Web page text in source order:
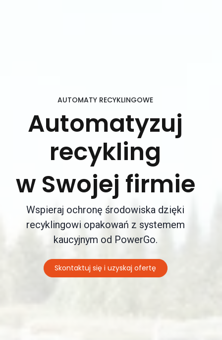
AUTOMATY RECYKLINGOWE
Automatyzuj
recykling
w Swojej firmie
Wspieraj ochronę środowiska dzięki
recyklingowi opakowań z systemem
kaucyjnym od PowerGo.
Skontaktuj się i uzyskaj ofertę